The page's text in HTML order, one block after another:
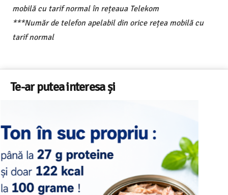
mobilă cu tarif normal în rețeaua Telekom
***Număr de telefon apelabil din orice rețea mobilă cu
tarif normal
Te-ar putea interesa și